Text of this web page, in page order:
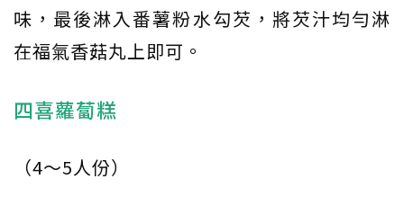
味，最後淋入番薯粉水勾芡，將芡汁均勻淋
在福氣香菇丸上即可。
四喜蘿蔔糕
（4～5人份）